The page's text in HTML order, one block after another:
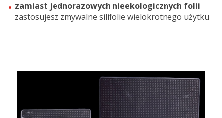
zamiast jednorazowych nieekologicznych folii
zastosujesz zmywalne silifolie wielokrotnego użytku